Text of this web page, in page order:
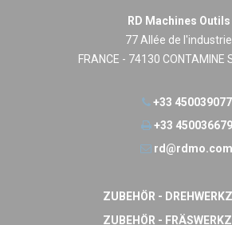
RD Machines Outils
77 Allée de l'industrie
FRANCE - 74130 CONTAMINE
+33 450039077
+33 450036679
rd@rdmo.com
ZUBEHÖR -
ZUBEHÖR -